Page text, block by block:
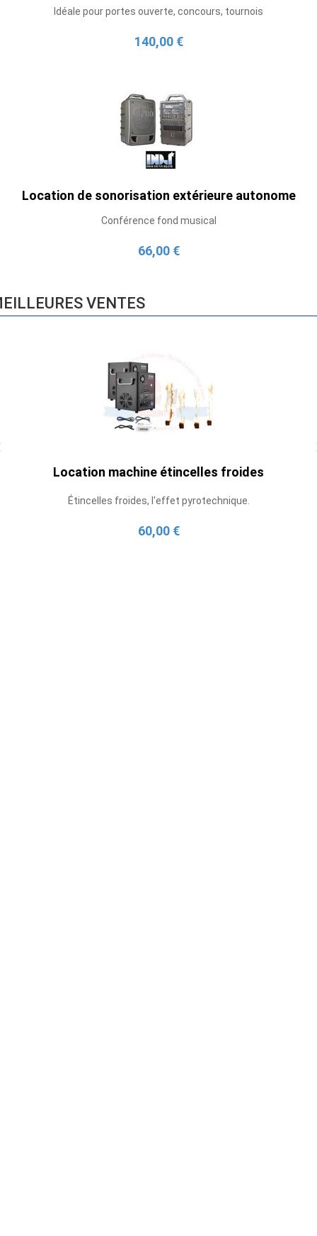
Idéale pour portes ouverte, concours, tournois
140,00 €
Location de sonorisation extérieure autonome
Conférence fond musical
66,00 €
VENTES
Location machine étincelles froides
Étincelles froides, l'effet pyrotechnique.
60,00 €